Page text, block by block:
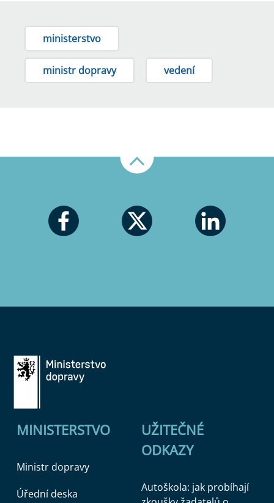
ministerstvo
ministr dopravy vedení
MINISTERSTVO
Ministr dopravy
Úřední deska
UŽITEČNÉ
ODKAZY
Autoškola: jak probíhají